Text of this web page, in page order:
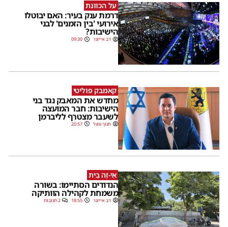
על הכוונת
דרמת ענק בעיר: האם יבוטלו
אירועי 'בין הזמנים' לבני
הישיבות?
דב אייזנר 09:30
קאמבק פוליטי
מחדש את המאבק נגד בני
הישיבות: חבר המועצה
לשעבר מצטרף לליברמן
חנוך פוגל 20:57
אֵי-זֶה בַּיִת
הנדודים הסתיימו: בשורה
משמחת לקהילה הוותיקה
דב אייזנר 18:55 2 תגובות